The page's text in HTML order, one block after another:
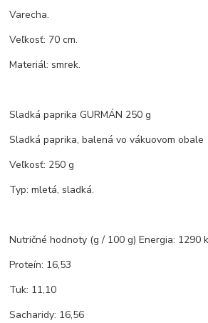
Varecha.
Veľkosť: 70 cm.
Materiál: smrek.
Sladká paprika GURMÁN 250 g
Sladká paprika, balená vo vákuovom obale
Veľkosť: 250 g
Typ: mletá, sladká.
Nutričné hodnoty (g / 100 g) Energia: 1290
Proteín: 16,53
Tuk: 11,10
Sacharidy: 16,56